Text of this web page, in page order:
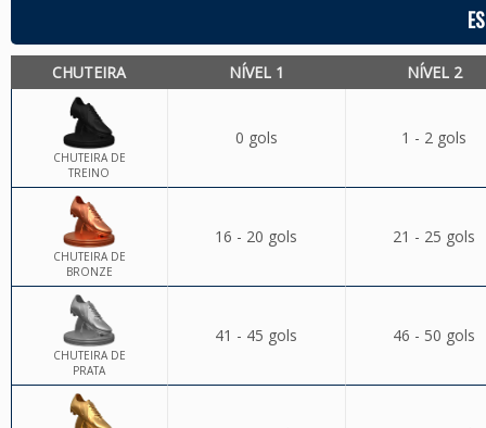
CHUTEIRA NÍVEL 1 NÍVEL 2
CHUTEIRA DE
TREINO
0 gols 1 - 2 gols
CHUTEIRA DE
BRONZE
16 - 20 gols 21 - 25 gols
CHUTEIRA DE
PRATA
41 - 45 gols 46 - 50 gols